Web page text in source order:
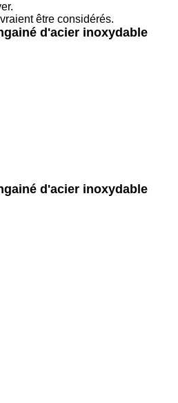
être considérés.
d'acier inoxydable
d'acier inoxydable